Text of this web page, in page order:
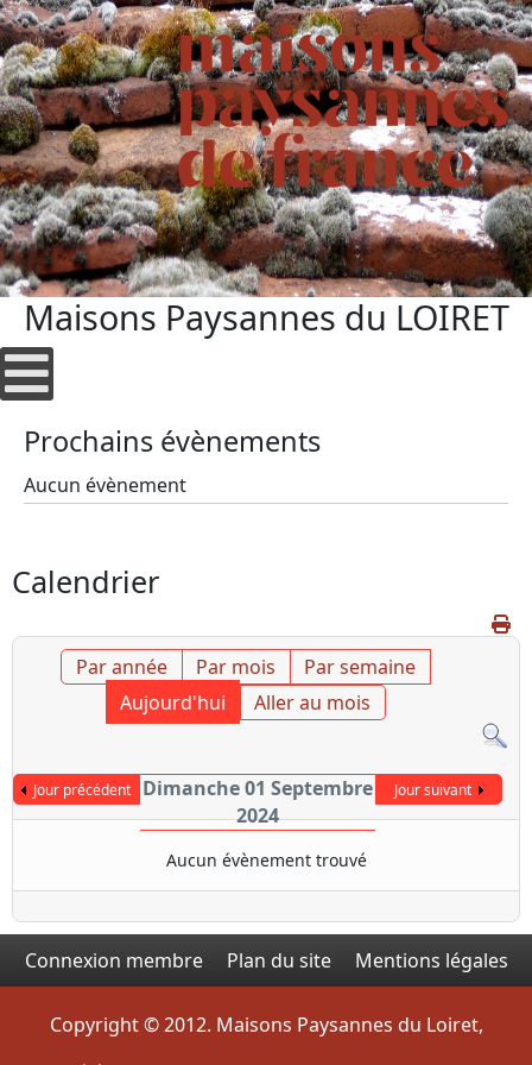
Maisons Paysannes du LOIRET
Prochains évènements
Aucun évènement
Calendrier
Par année Par mois
Par semaine
Aujourd'hui
Aller au mois
Jour précédent
Dimanche 01 Septembre
2024
Jour suivant
Aucun évènement trouvé
Connexion membre Plan du site Mentions légales
Copyright © 2012. Maisons Paysannes du Loiret,